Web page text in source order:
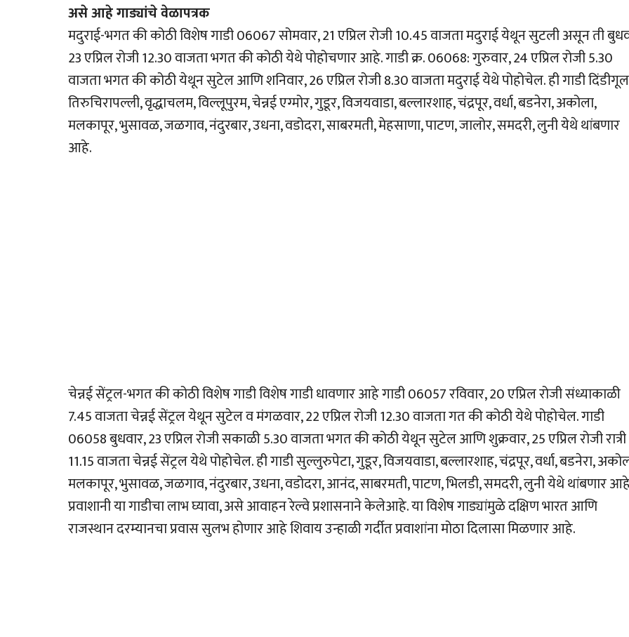
असे आहे गाड्यांचे वेळापत्रक
मदुराई-भगत की कोठी विशेष गाडी 06067 सोमवार, 21 एप्रिल रोजी 10.45 वाजता मदुराई येथून सुटली असून ती
23 एप्रिल रोजी 12.30 वाजता भगत की कोठी येथे पोहोचणार आहे. गाडी क्र. 06068: गुरुवार, 24 एप्रिल रोजी 5.30
वाजता भगत की कोठी येथून सुटेल आणि शनिवार, 26 एप्रिल रोजी 8.30 वाजता मदुराई येथे पोहोचेल. ही गाडी
तिरुचिरापल्ली, वृद्धाचलम, विल्लूपुरम, चेन्नई एग्मोर, गुडूर, विजयवाडा, बल्लारशाह, चंद्रपूर, वर्धा, बडनेरा, अकोला,
मलकापूर, भुसावळ, जळगाव, नंदुरबार, उधना, वडोदरा, साबरमती, मेहसाणा, पाटण, जालोर, समदरी, लुनी येथे थांबणार
आहे.
चेन्नई सेंट्रल-भगत की कोठी विशेष गाडी विशेष गाडी धावणार आहे गाडी 06057 रविवार, 20 एप्रिल रोजी संध्याकाळी
7.45 वाजता चेन्नई सेंट्रल येथून सुटेल व मंगळवार, 22 एप्रिल रोजी 12.30 वाजता गत की कोठी येथे पोहोचेल. गाडी
06058 बुधवार, 23 एप्रिल रोजी सकाळी 5.30 वाजता भगत की कोठी येथून सुटेल आणि शुक्रवार, 25 एप्रिल रोजी रात्री
11.15 वाजता चेन्नई सेंट्रल येथे पोहोचेल. ही गाडी सुल्लुरुपेटा, गुडूर, विजयवाडा, बल्लारशाह, चंद्रपूर, वर्धा, बडनेरा,
मलकापूर, भुसावळ, जळगाव, नंदुरबार, उधना, वडोदरा, आनंद, साबरमती, पाटण, भिलडी, समदरी, लुनी येथे थांबणार
प्रवाशानी या गाडीचा लाभ घ्यावा, असे आवाहन रेल्वे प्रशासनाने केलेआहे. या विशेष गाड्यांमुळे दक्षिण भारत आणि
राजस्थान दरम्यानचा प्रवास सुलभ होणार आहे शिवाय उन्हाळी गर्दीत प्रवाशांना मोठा दिलासा मिळणार आहे.